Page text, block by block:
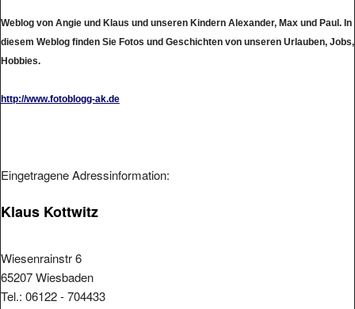
Weblog von Angie und Klaus und unseren Kindern Alexander, Max und Paul. In
diesem Weblog finden Sie Fotos und Geschichten von unseren Urlauben, Jobs,
Hobbies.
http://www.fotoblogg-ak.de
Eingetragene Adressinformation:
Klaus Kottwitz
Wiesenrainstr 6
65207 Wiesbaden
Tel.: 06122 - 704433